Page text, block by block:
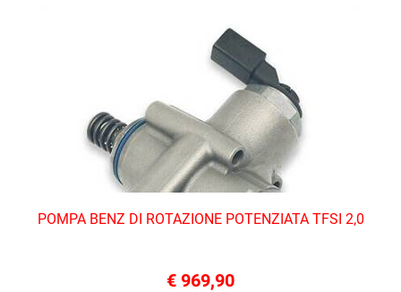
POMPA BENZ DI ROTAZIONE POTENZIATA TFSI 2,0
€ 969,90